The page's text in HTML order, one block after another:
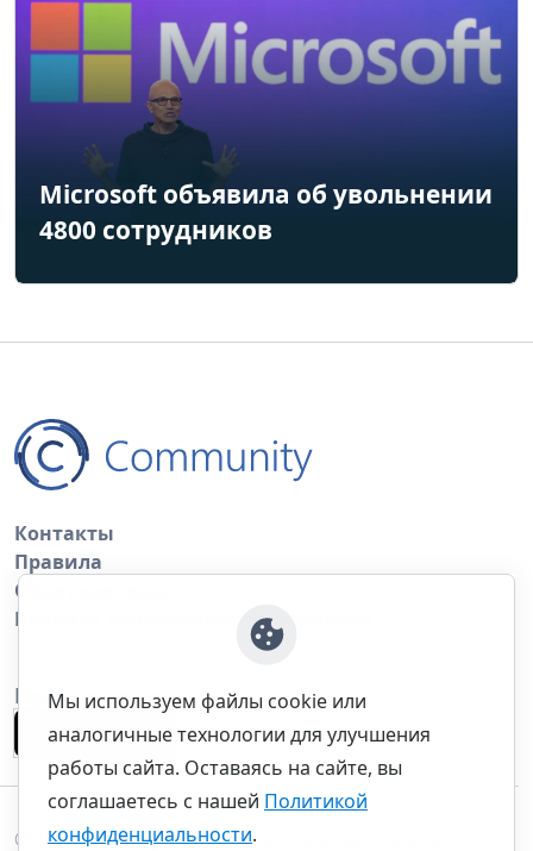
Microsoft объявила об увольнении
4800 сотрудников
Контакты
Правила
Обратная связь
Правила копирования материалов
Приложение
©thecommunity.ru 2026. Все права защищены.
Мы используем файлы cookie или
аналогичные технологии для улучшения
работы сайта. Оставаясь на сайте, вы
соглашаетесь с нашей Политикой
конфиденциальности.